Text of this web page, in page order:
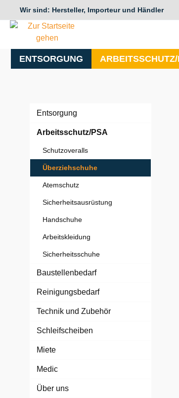
Zur Hauptnavigation springen
Wir sind: Hersteller, Importeur und Händler
ENTSORGUNG
Entsorgung
Arbeitsschutz/PSA
Schutzoveralls
Überziehschuhe
Atemschutz
Sicherheitsausrüstung
Handschuhe
Arbeitskleidung
Sicherheitsschuhe
Baustellenbedarf
Reinigungsbedarf
Technik und Zubehör
Schleifscheiben
Miete
Medic
Über uns